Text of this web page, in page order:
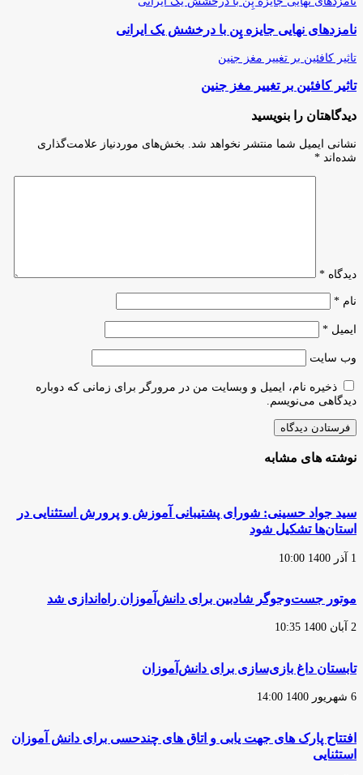
نامزدهای نهایی جایزه پِن با درخشش یک ایرانی
تاثیر کافئین بر تغییر مغز جنین
تاثیر کافئین بر تغییر مغز جنین
دیدگاهتان را بنویسید
نشانی ایمیل شما منتشر نخواهد شد. بخش‌های موردنیاز علامت‌گذاری
شده‌اند *
دیدگاه *
نام *
ایمیل *
وب‌ سایت
ذخیره نام، ایمیل و وبسایت من در مرورگر برای زمانی که دوباره
دیدگاهی می‌نویسم.
نوشته های مشابه
سید جواد حسینی: شورای پشتیبانی آموزش و پرورش استثنایی در
استان‌ها تشکیل ​​​​​​​شود
1 آذر 1400 10:00
موتور جست‌وجوگر شادبین برای دانش‌آموزان راه‌اندازی شد
2 آبان 1400 10:35
تابستان داغ بازی‌سازی برای دانش‌آموزان
6 شهریور 1400 14:00
افتتاح پارک های جهت یابی و اتاق های چندحسی برای دانش آموزان
استثنایی